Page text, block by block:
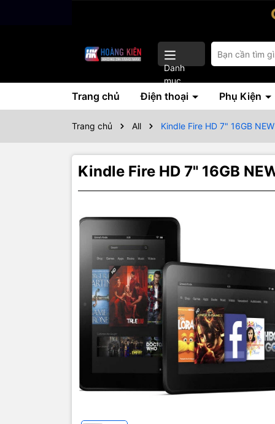
Danh
mục
Trang chủ Điện thoại Phụ Kiện
Trang chủ All Kindle Fire HD 7" 16GB
Kindle Fire HD 7" 16GB
Máy Tính
BẢO
Fire HD 7"
cho màu